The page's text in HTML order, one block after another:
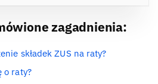
zagadnienia:
składek ZUS na raty?
o raty?